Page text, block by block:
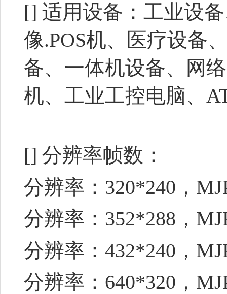
[] 适用设备：工业设
像.POS机、医疗设备
备、一体机设备、网
机、工业工控电脑、
[] 分辨率帧数：
分辨率：320*240，
分辨率：352*288，
分辨率：432*240，
分辨率：640*320，